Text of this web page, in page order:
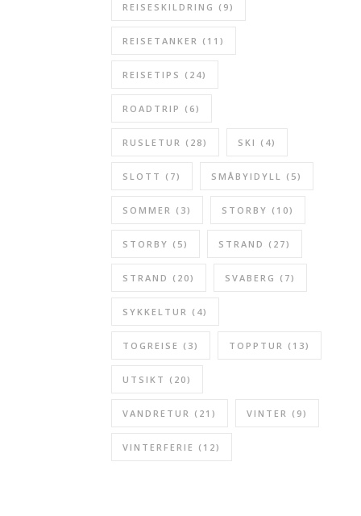
REISESKILDRING (9)
REISETANKER (11)
REISETIPS (24)
ROADTRIP (6)
RUSLETUR (28) SKI (4)
SLOTT (7) SMÅBYIDYLL (5)
SOMMER (3) STORBY (10)
STORBY (5) STRAND (27)
STRAND (20) SVABERG (7)
SYKKELTUR (4)
TOGREISE (3) TOPPTUR (13)
UTSIKT (20)
VANDRETUR (21) VINTER (9)
VINTERFERIE (12)